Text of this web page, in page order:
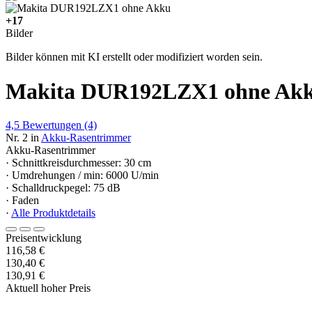
+17
Bilder
Bilder können mit KI erstellt oder modifiziert worden sein.
Makita DUR192LZX1 ohne
4,5 Bewertungen (4)
Nr. 2 in Akku-Rasentrimmer
Akku-Rasentrimmer
· Schnittkreisdurchmesser: 30 cm
· Umdrehungen / min: 6000 U/min
· Schalldruckpegel: 75 dB
· Faden
· Alle Produktdetails
Preisentwicklung
116,58 €
130,40 €
130,91 €
Aktuell hoher Preis